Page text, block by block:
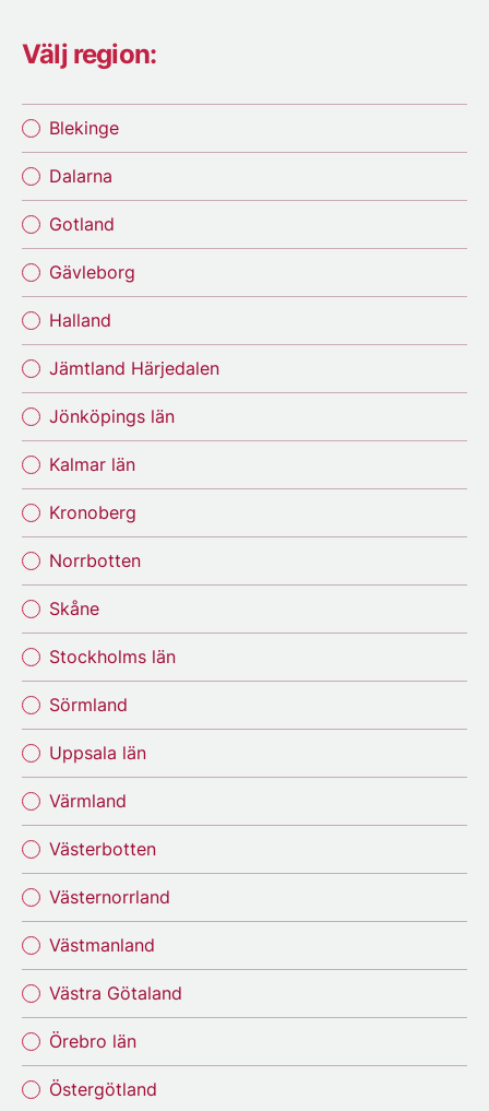
Välj region:
Blekinge
Dalarna
Gotland
Gävleborg
Halland
Jämtland Härjedalen
Jönköpings län
Kalmar län
Kronoberg
Norrbotten
Skåne
Stockholms län
Sörmland
Uppsala län
Värmland
Västerbotten
Västernorrland
Västmanland
Västra Götaland
Örebro län
Östergötland